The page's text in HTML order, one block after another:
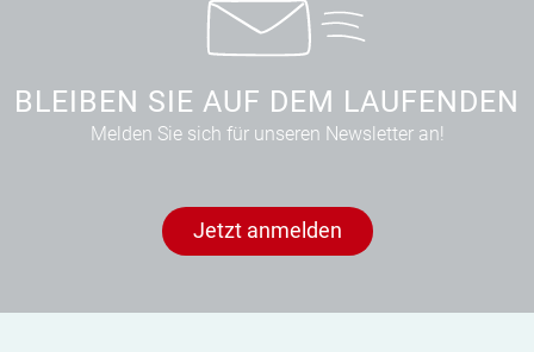
BLEIBEN SIE AUF DEM LAUFENDEN
Melden Sie sich für unseren Newsletter an!
Jetzt anmelden